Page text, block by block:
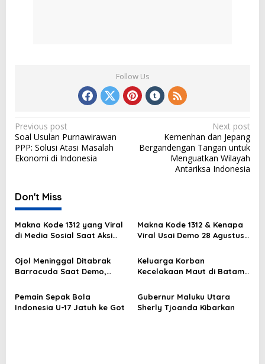
Follow Us
P
o
s
n
a
v
i
g
a
t
i
Previous post
Soal Usulan Purnawirawan
PPP: Solusi Atasi Masalah
Ekonomi di Indonesia
Next post
Kemenhan dan Jepang
Bergandengan Tangan untuk
Menguatkan Wilayah
Antariksa Indonesia
Don't Miss
Makna Kode 1312 yang Viral
di Media Sosial Saat Aksi
Makna Kode 1312 & Kenapa
Viral Usai Demo 28 Agustus
Ojol Meninggal Ditabrak
Barracuda Saat Demo,
Berduka
Keluarga Korban
Kecelakaan Maut di Batam
Pemain Sepak Bola
Indonesia U-17 Jatuh ke Got
Gubernur Maluku Utara
Sherly Tjoanda Kibarkan